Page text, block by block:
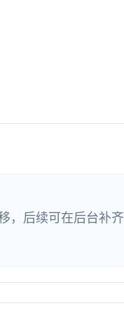
，后续可在后台补齐